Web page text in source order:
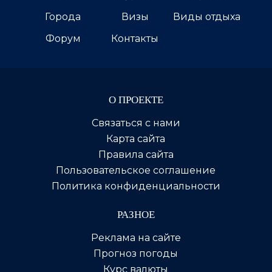
Города
Визы
Виды отдыха
Форум
Контакты
О ПРОЕКТЕ
Связаться с нами
Карта сайта
Правила сайта
Пользовательское соглашение
Политика конфиденциальности
РАЗНОЕ
Реклама на сайте
Прогноз погоды
Курс валюты